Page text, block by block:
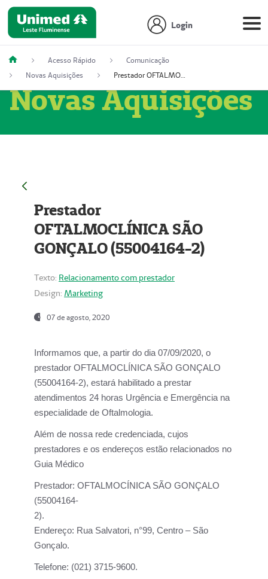
Login
Acesso Rápido
Comunicação
Novas Aquisições
Prestador OFTALMOCLÍNICA SÃO GONÇALO (55004164-2)
Novas Aquisições
Prestador
OFTALMOCLÍNICA SÃO
GONÇALO (55004164-2)
Texto: Relacionamento com prestador
Design: Marketing
07 de agosto, 2020
Informamos que, a partir do dia 07/09/2020, o
prestador OFTALMOCLÍNICA SÃO GONÇALO
(55004164-2), estará habilitado a prestar
atendimentos 24 horas Urgência e Emergência na
especialidade de Oftalmologia.
Além de nossa rede credenciada, cujos
prestadores e os endereços estão relacionados no
Guia Médico
Prestador: OFTALMOCÍNICA SÃO GONÇALO
(55004164-
2).
Endereço: Rua Salvatori, n°99, Centro – São
Gonçalo.
Telefone: (021) 3715-9600.